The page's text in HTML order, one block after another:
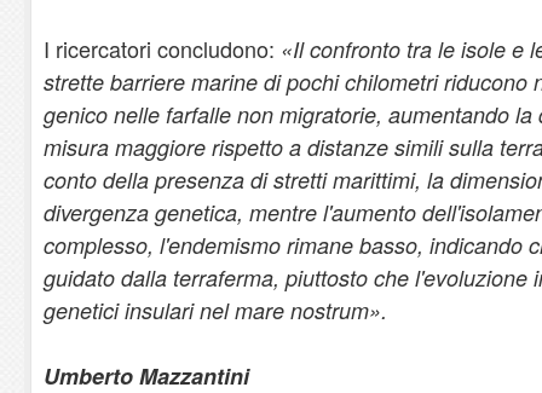
I ricercatori concludono: «Il confronto tra le isole e
strette barriere marine di pochi chilometri riducono
genico nelle farfalle non migratorie, aumentando
misura maggiore rispetto a distanze simili sulla
conto della presenza di stretti marittimi, la
divergenza genetica, mentre l'aumento
complesso, l'endemismo rimane basso, indicando
guidato dalla terraferma, piuttosto che l'evoluzione
genetici insulari nel mare nostrum».
Umberto Mazzantini